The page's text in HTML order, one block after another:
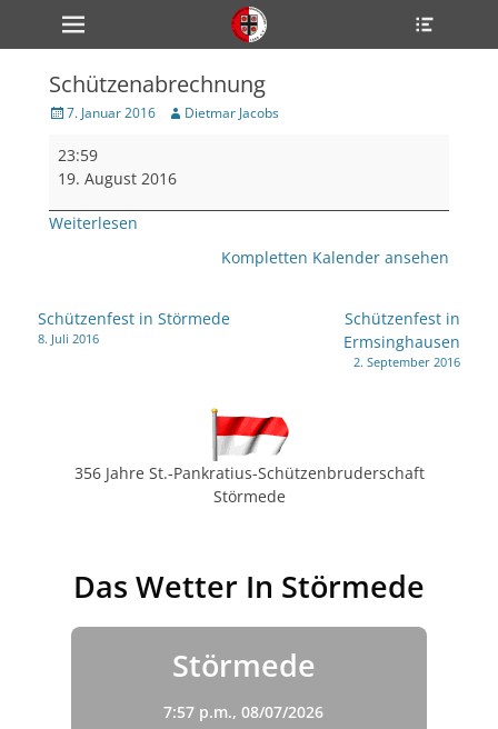
zum
Inhalt
Primärmenü
Schützenabrechnung
Veröffentlicht
7. Januar 2016 Author
Dietmar Jacobs
Schützenabrechnung
23:59
19. August 2016
Weiterlesen
Kompletten Kalender ansehen
Beitragsnavigation
Schützenfest in Störmede
8. Juli 2016
Schützenfest in
Ermsinghausen
2. September 2016
356 Jahre St.-Pankratius-Schützenbruderschaft
Störmede
Das Wetter In Störmede
Störmede
7:57 p.m., 08/07/2026